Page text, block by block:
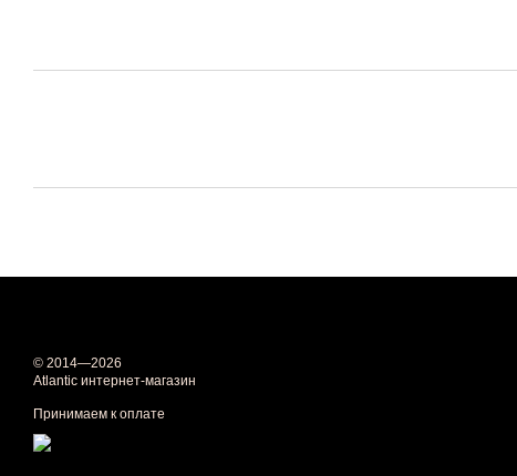
© 2014—2026
Atlantic интернет-магазин
Принимаем к оплате